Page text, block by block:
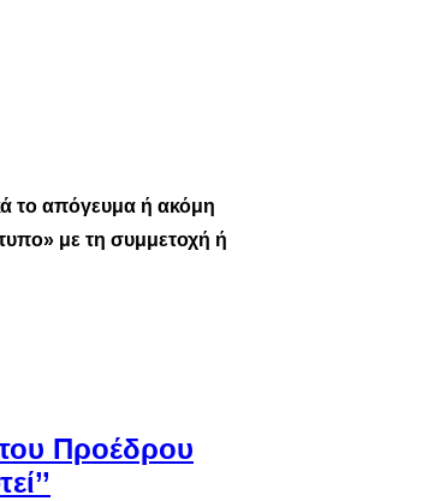
το απόγευμα ή ακόμη
με τη συμμετοχή ή
Προέδρου